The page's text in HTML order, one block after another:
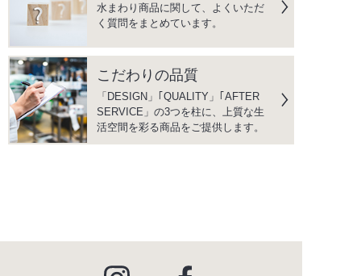
水まわり商品に関して、よくいただ
く質問をまとめています。
こだわりの品質
「DESIGN」｢QUALITY」｢AFTER
SERVICE」の3つを柱に、上質な生
活空間を彩る商品をご提供します。